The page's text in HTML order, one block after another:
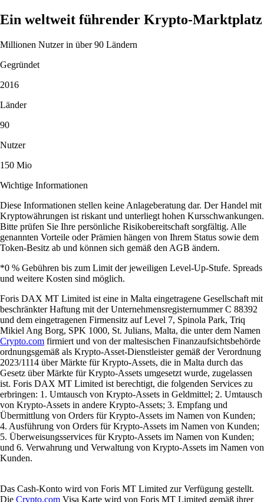
Ein weltweit führender Krypto-Marktplatz
Millionen Nutzer in über 90 Ländern
Gegründet
2016
Länder
90
Nutzer
150 Mio
Wichtige Informationen
Diese Informationen stellen keine Anlageberatung dar. Der Handel mit
Kryptowährungen ist riskant und unterliegt hohen Kursschwankungen.
Bitte prüfen Sie Ihre persönliche Risikobereitschaft sorgfältig. Alle
genannten Vorteile oder Prämien hängen von Ihrem Status sowie dem
Token-Besitz ab und können sich gemäß den AGB ändern.
*0 % Gebühren bis zum Limit der jeweiligen Level-Up-Stufe. Spreads
und weitere Kosten sind möglich.
Foris DAX MT Limited ist eine in Malta eingetragene Gesellschaft mit
beschränkter Haftung mit der Unternehmensregisternummer C 88392
und dem eingetragenen Firmensitz auf Level 7, Spinola Park, Triq
Mikiel Ang Borg, SPK 1000, St. Julians, Malta, die unter dem Namen
Crypto.com firmiert und von der maltesischen Finanzaufsichtsbehörde
ordnungsgemäß als Krypto-Asset-Dienstleister gemäß der Verordnung
2023/1114 über Märkte für Krypto-Assets, die in Malta durch das
Gesetz über Märkte für Krypto-Assets umgesetzt wurde, zugelassen
ist. Foris DAX MT Limited ist berechtigt, die folgenden Services zu
erbringen: 1. Umtausch von Krypto-Assets in Geldmittel; 2. Umtausch
von Krypto-Assets in andere Krypto-Assets; 3. Empfang und
Übermittlung von Orders für Krypto-Assets im Namen von Kunden;
4. Ausführung von Orders für Krypto-Assets im Namen von Kunden;
5. Überweisungsservices für Krypto-Assets im Namen von Kunden;
und 6. Verwahrung und Verwaltung von Krypto-Assets im Namen von
Kunden.
Das Cash-Konto wird von Foris MT Limited zur Verfügung gestellt.
Die Crypto.com Visa Karte wird von Foris MT Limited gemäß ihrer